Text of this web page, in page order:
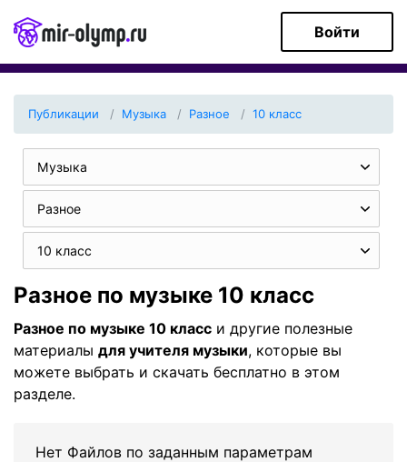
Войти
Публикации Музыка Разное 10 класс
Музыка
Разное
10 класс
Разное по музыке 10 класс
Разное по музыке 10 класс и другие полезные
материалы для учителя музыки, которые вы
можете выбрать и скачать бесплатно в этом
разделе.
Нет Файлов по заданным параметрам